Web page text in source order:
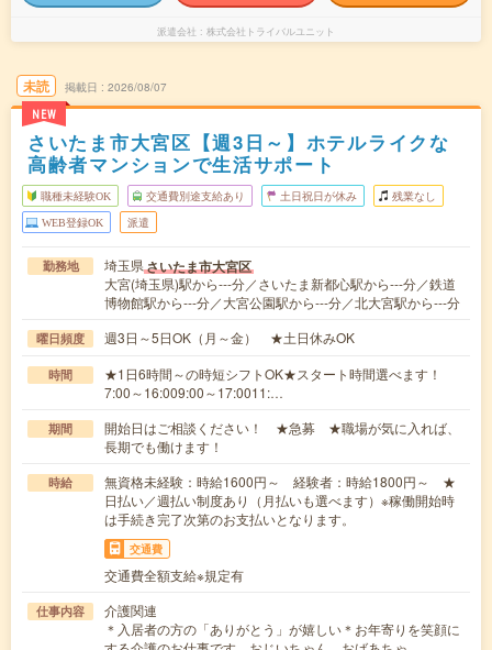
派遣会社 株式会社トライバルユニット
未読
NEW
掲載日 2026/08/07
さいたま市大宮区【週3日～】ホテルライクな
高齢者マンションで生活サポート
職種未経験OK 交通費別途支給あり 土日祝日が休み 残業なし
WEB登録OK 派遣
勤務地 埼玉県さいたま市大宮区
大宮(埼玉県)駅から---分／さいたま新都心駅から---分／鉄道
博物館駅から---分／大宮公園駅から---分／北大宮駅から---分
曜日頻度 週3日～5日OK（月～金） ★土日休みOK
時間
★1日6時間～の時短シフトOK★スタート時間選べます！
7:00～16:009:00～17:0011:…
期間
開始日はご相談ください！ ★急募 ★職場が気に入れば、
長期でも働けます！
時給
無資格未経験：時給1600円～ 経験者：時給1800円～ ★
日払い／週払い制度あり（月払いも選べます）※稼働開始時
は手続き完了次第のお支払いとなります。
交通費
交通費全額支給※規定有
仕事内容
介護関連
＊入居者の方の「ありがとう」が嬉しい＊お年寄りを笑顔に